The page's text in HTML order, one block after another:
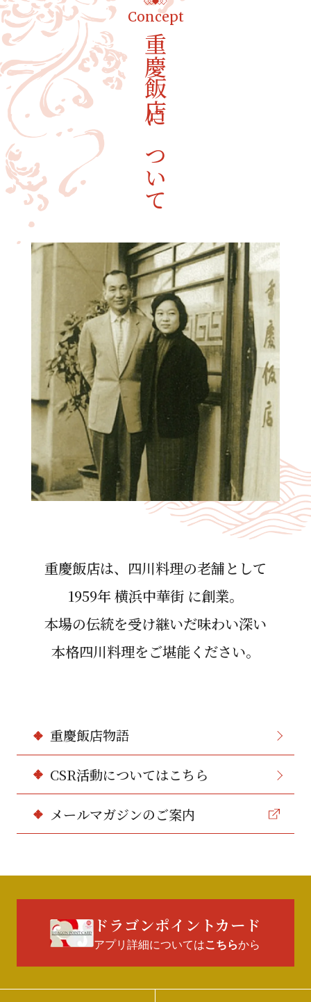
Concept
重慶飯店について
重慶飯店は、四川料理の⽼舗として
1959年 横浜中華街 に創業。
本場の伝統を受け継いだ味わい深い
本格四川料理をご堪能ください。
重慶飯店物語
CSR活動についてはこちら
メールマガジンのご案内
ドラゴンポイントカード
アプリ詳細についてはこちらから